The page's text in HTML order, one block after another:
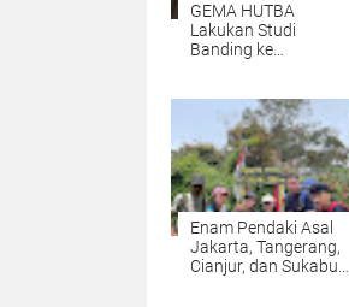
GEMA HUTBA
Lakukan Studi
Banding ke
Encep Ridwan
Edukasi "Moment
Dimana Bisa
Memahami Hukum
Lebih Luas".
‎Enam Pendaki Asal
Jakarta, Tangerang,
Cianjur, dan Sukabumi